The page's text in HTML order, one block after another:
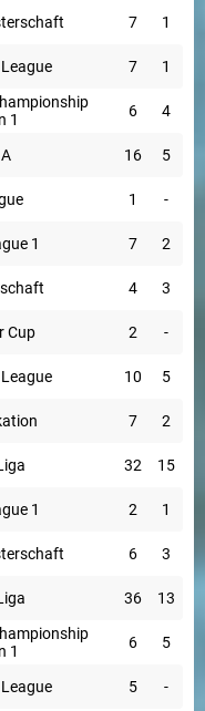
7 1
7 1
1
6 4
16 5
1 -
1 7 2
4 3
Cup 2 -
10 5
7 2
32 15
1 2 1
6 3
36 13
1
6 5
5 -